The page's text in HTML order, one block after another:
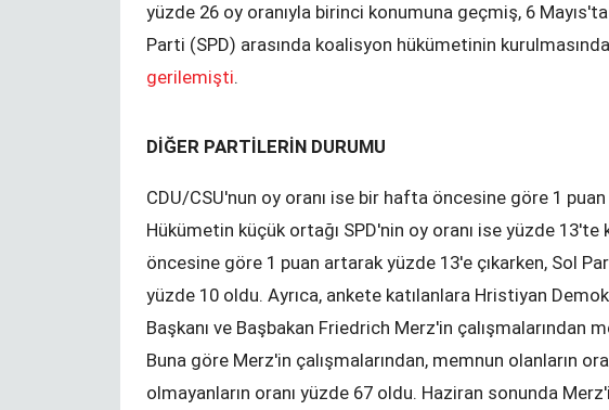
yüzde 26 oy oranıyla birinci konumuna geçmiş, 6
Parti (SPD) arasında koalisyon hükümetinin
gerilemişti.
DİĞER PARTİLERİN DURUMU
CDU/CSU'nun oy oranı ise bir hafta öncesine göre 1
Hükümetin küçük ortağı SPD'nin oy oranı ise yüzde 13'te
öncesine göre 1 puan artarak yüzde 13'e çıkarken, Sol
yüzde 10 oldu. Ayrıca, ankete katılanlara Hristiyan
Başkanı ve Başbakan Friedrich Merz'in çalışmalarından
Buna göre Merz'in çalışmalarından, memnun olanların
olmayanların oranı yüzde 67 oldu. Haziran sonunda